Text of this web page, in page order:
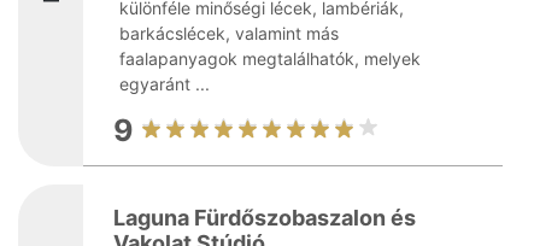
különféle minőségi lécek, lambériák,
barkácslécek, valamint más
faalapanyagok megtalálhatók, melyek
egyaránt ...
9
Laguna Fürdőszobaszalon és